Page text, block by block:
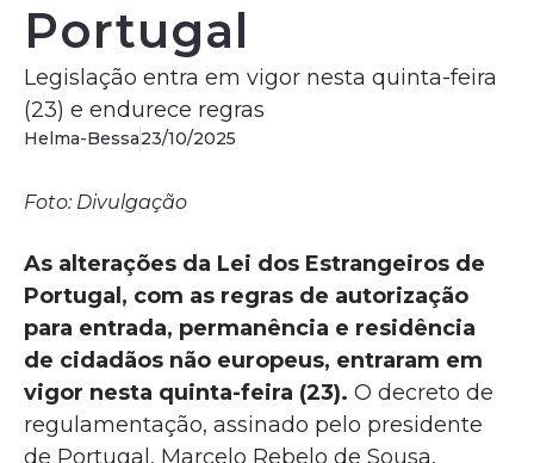
Portugal
Legislação entra em vigor nesta quinta-feira
(23) e endurece regras
Helma-Bessa23/10/2025
Foto: Divulgação
As alterações da Lei dos Estrangeiros de
Portugal, com as regras de autorização
para entrada, permanência e residência
de cidadãos não europeus, entraram em
vigor nesta quinta-feira (23). O decreto de
regulamentação, assinado pelo presidente
de Portugal, Marcelo Rebelo de Sousa,